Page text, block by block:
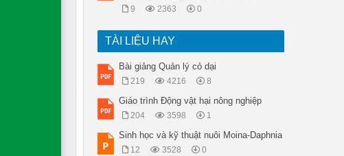
9 2363 0
TÀI LIỆU HAY
Bài giảng Quản lý cỏ dại
219 4216 8
Giáo trình Động vật hại nông nghiệp
204 3598 1
Sinh học và kỹ thuật nuôi Moina-Daphnia
12 3528 0